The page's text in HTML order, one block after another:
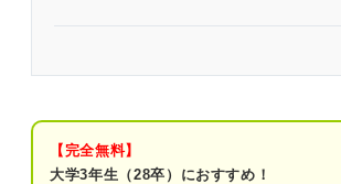
【完全無料】
大学3年生（28卒）におすすめ！